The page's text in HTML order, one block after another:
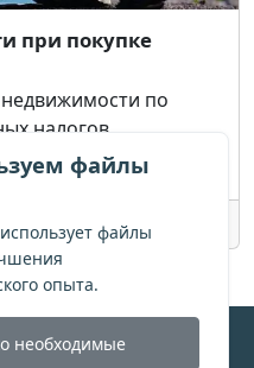
файлы
файлы
опыта.
необходимые
при покупке
по
налогов
счастья
Все права защищены.